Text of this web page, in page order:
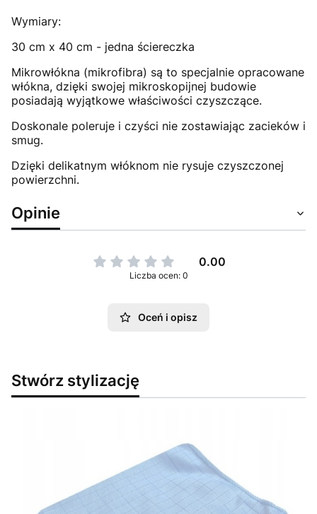
Wymiary:
30 cm x 40 cm - jedna ściereczka
Mikrowłókna (mikrofibra) są to specjalnie opracowane
włókna, dzięki swojej mikroskopijnej budowie
posiadają wyjątkowe właściwości czyszczące.
Doskonale poleruje i czyści nie zostawiając zacieków i
smug.
Dzięki delikatnym włóknom nie rysuje czyszczonej
powierzchni.
Opinie
0.00
Liczba ocen: 0
Oceń i opisz
Stwórz stylizację